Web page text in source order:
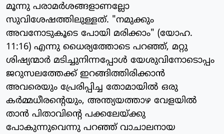
മൂന്നു പരാമര്‍ശങ്ങളാണല്ലോ
സുവിശേഷത്തിലുള്ളത്. "നമുക്കും
അവനോടുകൂടെ പോയി മരിക്കാം" (യോഹ.
11:16) എന്നു ധൈര്യത്തോടെ പറഞ്ഞ്, മറ്റു
ശിഷ്യന്മാര്‍ മടിച്ചുനിന്നപ്പോള്‍ യേശുവിനോടൊപ്പം
ജറുസലത്തേക്ക് ഇറങ്ങിത്തിരിക്കാന്‍
അവരെയും പ്രേരിപ്പിച്ച തോമായില്‍ ഒരു
കര്‍മ്മധീരന്റെയും, അന്ത്യയത്താഴ വേളയില്‍
താന്‍ പിതാവിന്റെ പക്കലേയ്ക്കു
പോകുന്നുവെന്നു പറഞ്ഞ് വാചാലനായ